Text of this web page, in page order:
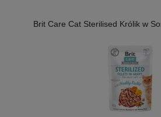
Brit Care Cat Sterilised Królik w